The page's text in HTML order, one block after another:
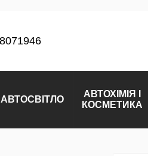
АВТОСВІТЛО
АВТОХІМІЯ І
КОСМЕТИКА